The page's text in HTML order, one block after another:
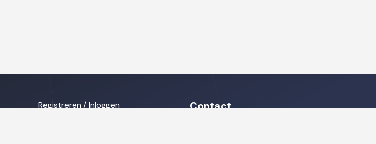
Registreren / Inloggen
Contact